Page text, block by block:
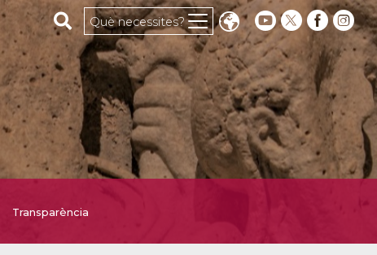
Cerca al web
Què necessites?
Transparència